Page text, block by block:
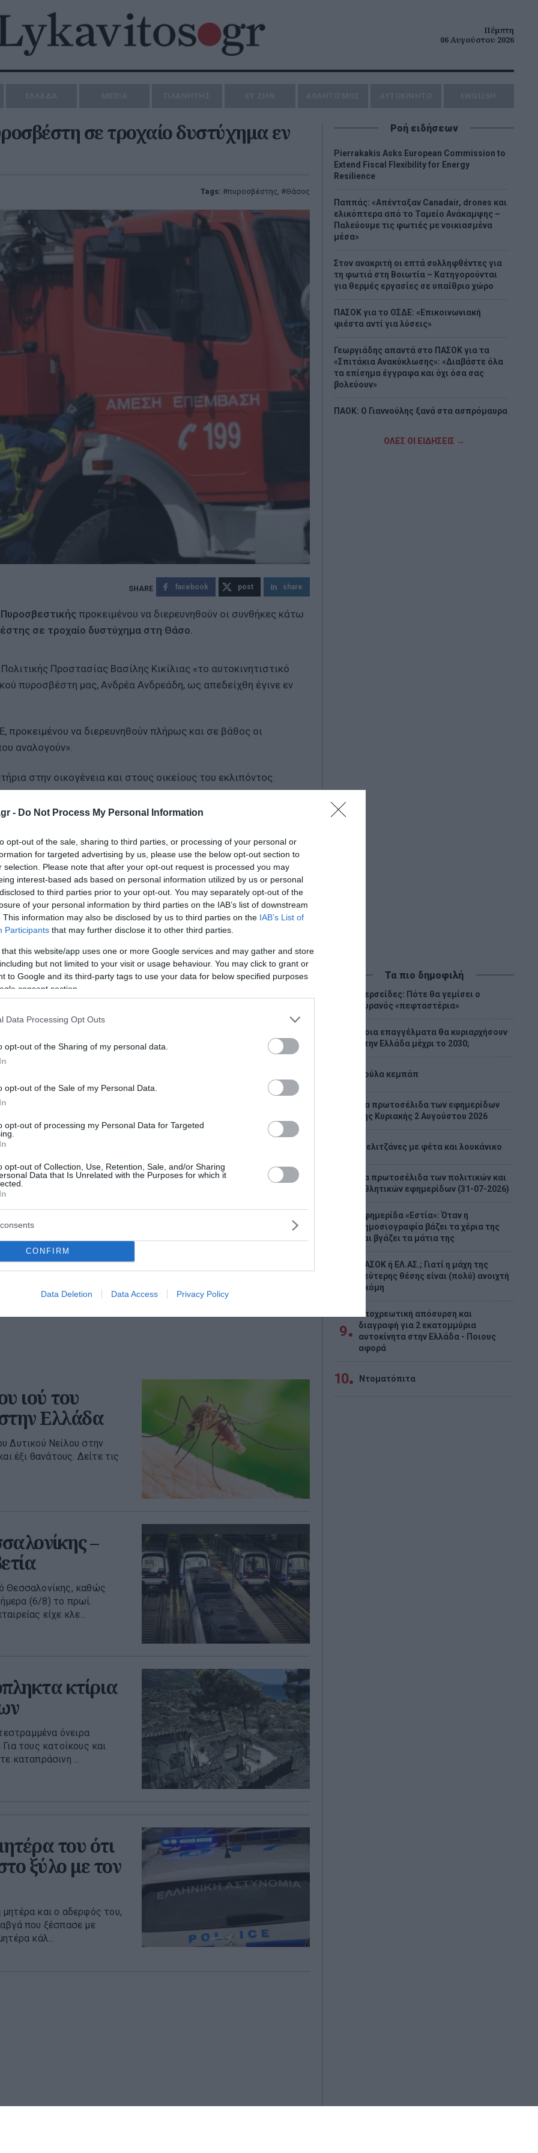
- Do Not Process My Personal Information
opt-out of the sale, sharing to third parties, or processing of your personal or
for targeted advertising by us, please use the below opt-out section to
selection. Please note that after your opt-out request is processed you may
interest-based ads based on personal information utilized by us or personal
to third parties prior to your opt-out. You may separately opt-out of the
of your personal information by third parties on the IAB’s list of downstream
This information may also be disclosed by us to third parties on the IAB’s List of
Participants that may further disclose it to other third parties.
that this website/app uses one or more Google services and may gather and store
but not limited to your visit or usage behaviour. You may click to grant or
to Google and its third-party tags to use your data for below specified purposes
consent section.
Data Processing Opt Outs
opt-out of the Sharing of my personal data.
opt-out of the Sale of my Personal Data.
opt-out of processing my Personal Data for Targeted
opt-out of Collection, Use, Retention, Sale, and/or Sharing
Data that Is Unrelated with the Purposes for which it
CONFIRM
Data Deletion Data Access Privacy Policy
Πέμπτη
06 Αυγούστου 2026
σε τροχαίο δυστύχημα εν
Tags: πυροσβέστης, Θάσος
facebook post share
προκειμένου να διερευνηθούν οι συνθήκες κάτω
σε τροχαίο δυστύχημα στη Θάσο.
Προστασίας Βασίλης Κικίλιας «το αυτοκινητιστικό
πυροσβέστη μας, Ανδρέα Ανδρεάδη, ως απεδείχθη έγινε εν
να διερευνηθούν πλήρως και σε βάθος οι
αναλογούν».
στην οικογένεια και στους οικείους του εκλιπόντος.
– Αλλαγές στο βάρος των χειραποσκευών και των υγρών
σκοτώθηκε στο λούνα παρκ
Lykavitos.gr στο Google News
όλες τις ειδήσεις
Ροή ειδήσεων
Pierrakakis Asks European Commission to
Extend Fiscal Flexibility for Energy
Resilience
Παππάς: «Απένταξαν Canadair, drones και
ελικόπτερα από το Ταμείο Ανάκαμψης –
Παλεύουμε τις φωτιές με νοικιασμένα
μέσα»
Στον ανακριτή οι επτά συλληφθέντες για
τη φωτιά στη Βοιωτία – Κατηγορούνται
για θερμές εργασίες σε υπαίθριο χώρο
ΠΑΣΟΚ για το ΟΣΔΕ: «Επικοινωνιακή
φιέστα αντί για λύσεις»
Γεωργιάδης απαντά στο ΠΑΣΟΚ για τα
«Σπιτάκια Ανακύκλωσης»: «Διαβάστε όλα
τα επίσημα έγγραφα και όχι όσα σας
βολεύουν»
ΠΑΟΚ: Ο Γιαννούλης ξανά στα ασπρόμαυρα
Σε εξέλιξη οι έλεγχοι στα πυρόπληκτα
ΟΛΕΣ ΟΙ ΕΙΔΗΣΕΙΣ →
για το
– Κύπρου:
η
του έργου
γαλλικής Meridiam στη
ενισχύει τη
βάση της ηλεκτρικής
Ελλάδας – Κύπρου
2026
Στον ανακριτή οι επτά
στη Βοιωτία –
Κατηγορούνται για θερμές
Ενώπιον του ανακριτή οδηγούνται οι
πραγματοποιούσαν θερμές εργασίες σε
υπαίθριο χώρο, παρ...
ιού του
Ελλάδα
Δυτικού Νείλου στην
έξι θανάτους. Δείτε τις
–
Θεσσαλονίκης, καθώς
(6/8) το πρωί.
είχε κλε...
κτίρια
όνειρα
τους κατοίκους και
καταπράσινη ...
του ότι
ξύλο με τον
και ο αδερφός του,
που ξέσπασε με
κάλ...
Τα πιο δημοφιλή
Περσείδες: Πότε θα γεμίσει ο
ουρανός «πεφταστέρια»
Ποια επαγγέλματα θα κυριαρχήσουν
στην Ελλάδα μέχρι το 2030;
Λούλα κεμπάπ
Tα πρωτοσέλιδα των εφημερίδων
της Κυριακής 2 Αυγούστου 2026
Μελιτζάνες με φέτα και λουκάνικο
Τα πρωτοσέλιδα των πολιτικών και
αθλητικών εφημερίδων (31-07-2026)
Εφημερίδα «Εστία»: Όταν η
δημοσιογραφία βάζει τα χέρια της
και βγάζει τα μάτια της
ΠΑΣΟΚ ή ΕΛ.ΑΣ.; Γιατί η μάχη της
δεύτερης θέσης είναι (πολύ) ανοιχτή
ακόμη
9
Υποχρεωτική απόσυρση και
διαγραφή για 2 εκατομμύρια
αυτοκίνητα στην Ελλάδα - Ποιους
αφορά
10 Ντοματόπιτα